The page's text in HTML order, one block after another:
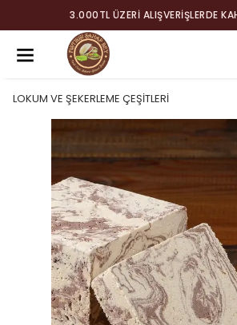
3.000TL ÜZERI ALIŞVERIŞLERDE
LOKUM VE ŞEKERLEME ÇEŞİTLERİ